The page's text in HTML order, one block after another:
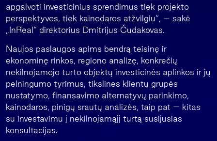
apgalvoti investicinius sprendimus tiek projekto
perspektyvos, tiek kainodaros atžvilgiu“, – sakė
„InReal“ direktorius Dmitrijus Čudakovas.
Naujos paslaugos apims bendrą teisinę ir
ekonominę rinkos, regiono analizę, konkrečių
nekilnojamojo turto objektų investicinės aplinkos ir jų
pelningumo tyrimus, tikslines klientų grupės
nustatymo, finansavimo alternatyvų parinkimo,
kainodaros, pinigų srautų analizės, taip pat – kitas
su investavimu į nekilnojamąjį turtą susijusias
konsultacijas.